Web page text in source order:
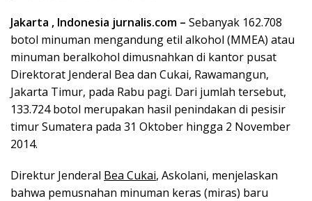
Jakarta , Indonesia jurnalis.com – Sebanyak 162.708
botol minuman mengandung etil alkohol (MMEA) atau
minuman beralkohol dimusnahkan di kantor pusat
Direktorat Jenderal Bea dan Cukai, Rawamangun,
Jakarta Timur, pada Rabu pagi. Dari jumlah tersebut,
133.724 botol merupakan hasil penindakan di pesisir
timur Sumatera pada 31 Oktober hingga 2 November
2014.
Direktur Jenderal Bea Cukai, Askolani, menjelaskan
bahwa pemusnahan minuman keras (miras) baru